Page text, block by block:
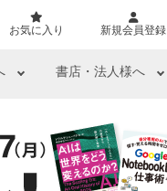
お気に入り 新規会員登録
書店・法人様へ